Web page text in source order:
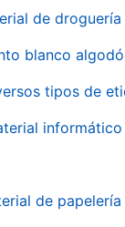
de droguería
blanco
tipos de
de papelería